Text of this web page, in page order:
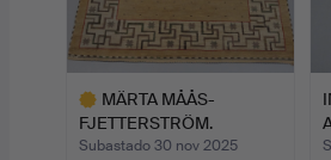
MÄRTA MÅÅS-
FJETTERSTRÖM.
ALFOMBRA, «IL GRE…
Subastado 30 nov 2025